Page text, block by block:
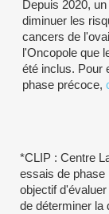
Depuis 2020,
diminuer les
cancers de
l'Oncopole que
été inclus. Pour
phase précoce,
*CLIP : Centre
essais de phase
objectif
de déterminer la